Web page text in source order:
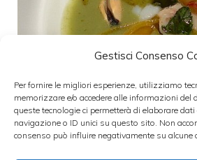
Gestisci Consenso
Per fornire le migliori esperienze, utilizziamo
memorizzare e/o accedere alle informazioni del
queste tecnologie ci permetterà di elaborare
navigazione o ID unici su questo sito. Non
consenso può influire negativamente su alcune